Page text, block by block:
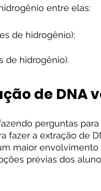
entre elas:
de hidrogênio);
de hidrogênio).
de DNA
perguntas para
fazer a extração de
maior
prévias dos